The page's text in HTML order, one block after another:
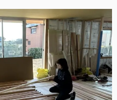
・リクルート
・会社概要
・お問い合わせ